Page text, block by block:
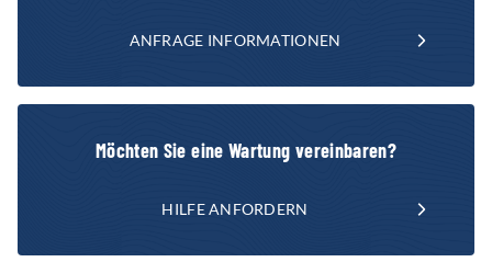
ANFRAGE INFORMATIONEN
Möchten Sie eine Wartung vereinbaren?
HILFE ANFORDERN